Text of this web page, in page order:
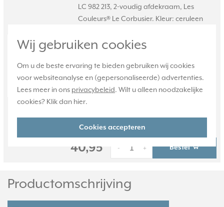
Wij gebruiken cookies
Om u de beste ervaring te bieden gebruiken wij cookies
voor websiteanalyse en (gepersonaliseerde) advertenties.
Lees meer in ons privacybeleid. Wilt u alleen noodzakelijke
cookies? Klik dan hier.
Cookies accepteren
LC 982 213, 2-voudig afdekraam, Les
Couleurs® Le Corbusier. Kleur: ceruleen
81,0 x 11,0 mm. Duroplast, mat gelakt.
Verwachte levertijd:
4-6 weken - maatwerk, niet
retourneerbaar
0 stuk(s)
40,95 +
- Bestel
Productomschrijving